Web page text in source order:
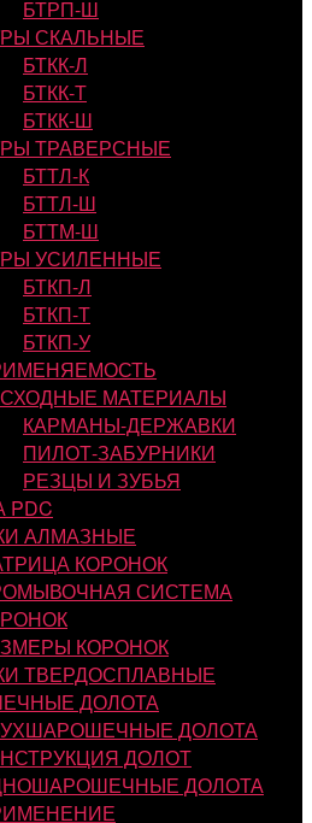
БТРП-Ш
СКАЛЬНЫЕ
БТКК-Л
БТКК-Т
БТКК-Ш
ТРАВЕРСНЫЕ
БТТЛ-К
БТТЛ-Ш
БТТМ-Ш
УСИЛЕННЫЕ
БТКП-Л
БТКП-Т
БТКП-У
МАТЕРИАЛЫ
КАРМАНЫ-ДЕРЖАВКИ
ПИЛОТ-ЗАБУРНИКИ
РЕЗЦЫ И ЗУБЬЯ
PDC
АЛМАЗНЫЕ
КОРОНОК
СИСТЕМА
КОРОНОК
ТВЕРДОСПЛАВНЫЕ
ДОЛОТА
ДОЛОТА
ДОЛОТ
ДОЛОТА